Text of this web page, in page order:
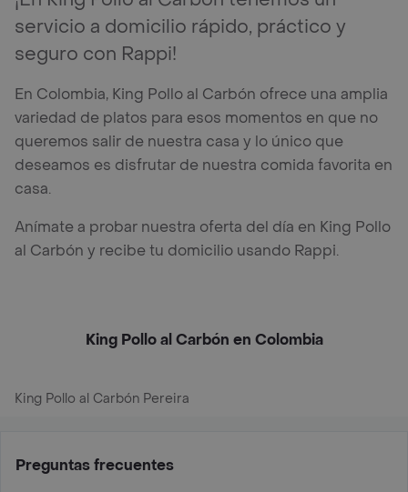
servicio a domicilio rápido, práctico y
seguro con Rappi!
En Colombia, King Pollo al Carbón ofrece una amplia
variedad de platos para esos momentos en que no
queremos salir de nuestra casa y lo único que
deseamos es disfrutar de nuestra comida favorita en
casa.
Anímate a probar nuestra oferta del día en King Pollo
al Carbón y recibe tu domicilio usando Rappi.
King Pollo al Carbón en Colombia
King Pollo al Carbón Pereira
Preguntas frecuentes